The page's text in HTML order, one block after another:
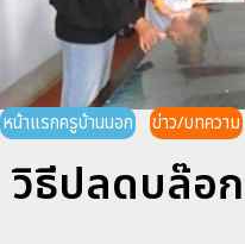
หน้าแรกครูบ้านนอก ข่าว/บทความ
วิธีปลดบล๊อก